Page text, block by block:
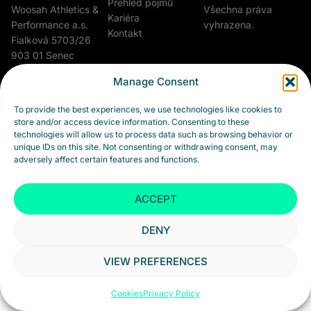
Manage Consent
To provide the best experiences, we use technologies like cookies to
store and/or access device information. Consenting to these
technologies will allow us to process data such as browsing behavior or
unique IDs on this site. Not consenting or withdrawing consent, may
adversely affect certain features and functions.
ACCEPT
DENY
VIEW PREFERENCES
CookiesPrivacy Policy
Woosah Athletics &
Performance a.s.
Fialková 5703/26
903 01 Senec
Slovensko
DIČ: 2122202038
IČ DPH:
SK2122202038
Přehled pojmů
Kariéra
Kontakt
Všechna práva
vyhrazena.